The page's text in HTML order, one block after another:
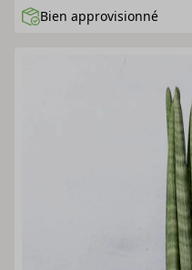
Bien approvisionné